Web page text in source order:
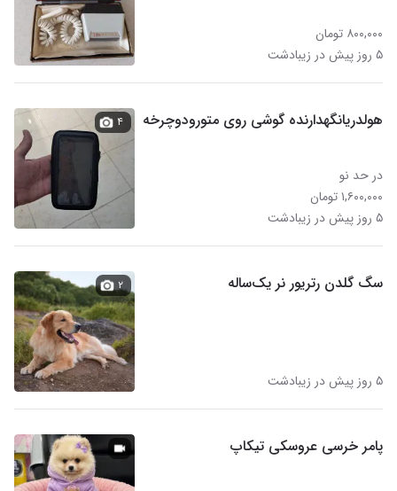
۸۰۰,۰۰۰ تومان
۵ روز پیش در زیبادشت
هولدریانگهدارنده گوشی روی متورودوچرخه
در حد نو
۱,۶۰۰,۰۰۰ تومان
۵ روز پیش در زیبادشت
۴
سگ گلدن رتریور نر یک‌ساله
۵ روز پیش در زیبادشت
۲
پامر خرسی عروسکی تیکاپ